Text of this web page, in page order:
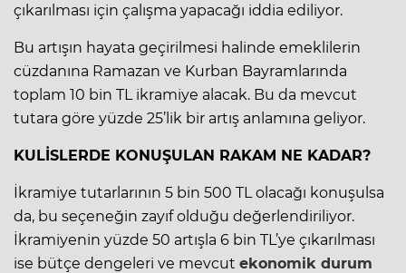
çıkarılması için çalışma yapacağı iddia ediliyor.
Bu artışın hayata geçirilmesi halinde emeklilerin
cüzdanına Ramazan ve Kurban Bayramlarında
toplam 10 bin TL ikramiye alacak. Bu da mevcut
tutara göre yüzde 25’lik bir artış anlamına geliyor.
KULİSLERDE KONUŞULAN RAKAM NE KADAR?
İkramiye tutarlarının 5 bin 500 TL olacağı konuşulsa
da, bu seçeneğin zayıf olduğu değerlendiriliyor.
İkramiyenin yüzde 50 artışla 6 bin TL’ye çıkarılması
ise bütçe dengeleri ve mevcut ekonomik durum